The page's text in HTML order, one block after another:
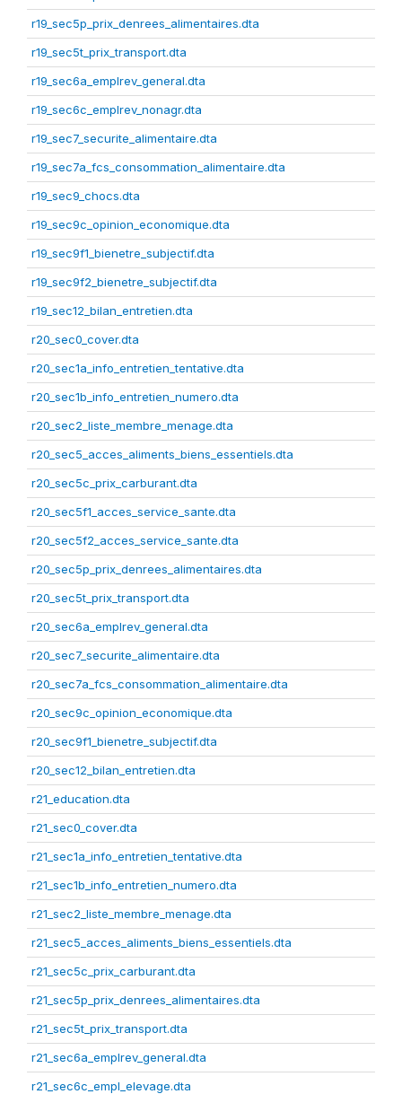
r19_sec5p_prix_denrees_alimentaires.dta
r19_sec5t_prix_transport.dta
r19_sec6a_emplrev_general.dta
r19_sec6c_emplrev_nonagr.dta
r19_sec7_securite_alimentaire.dta
r19_sec7a_fcs_consommation_alimentaire.dta
r19_sec9_chocs.dta
r19_sec9c_opinion_economique.dta
r19_sec9f1_bienetre_subjectif.dta
r19_sec9f2_bienetre_subjectif.dta
r19_sec12_bilan_entretien.dta
r20_sec0_cover.dta
r20_sec1a_info_entretien_tentative.dta
r20_sec1b_info_entretien_numero.dta
r20_sec2_liste_membre_menage.dta
r20_sec5_acces_aliments_biens_essentiels.dta
r20_sec5c_prix_carburant.dta
r20_sec5f1_acces_service_sante.dta
r20_sec5f2_acces_service_sante.dta
r20_sec5p_prix_denrees_alimentaires.dta
r20_sec5t_prix_transport.dta
r20_sec6a_emplrev_general.dta
r20_sec7_securite_alimentaire.dta
r20_sec7a_fcs_consommation_alimentaire.dta
r20_sec9c_opinion_economique.dta
r20_sec9f1_bienetre_subjectif.dta
r20_sec12_bilan_entretien.dta
r21_education.dta
r21_sec0_cover.dta
r21_sec1a_info_entretien_tentative.dta
r21_sec1b_info_entretien_numero.dta
r21_sec2_liste_membre_menage.dta
r21_sec5_acces_aliments_biens_essentiels.dta
r21_sec5c_prix_carburant.dta
r21_sec5p_prix_denrees_alimentaires.dta
r21_sec5t_prix_transport.dta
r21_sec6a_emplrev_general.dta
r21_sec6c_empl_elevage.dta